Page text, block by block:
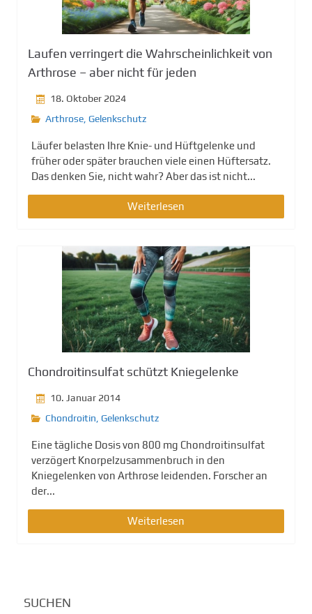
Laufen verringert die Wahrscheinlichkeit von
Arthrose – aber nicht für jeden
18. Oktober 2024
Arthrose, Gelenkschutz
Läufer belasten Ihre Knie- und Hüftgelenke und
früher oder später brauchen viele einen Hüftersatz.
Das denken Sie, nicht wahr? Aber das ist nicht...
Weiterlesen
Chondroitinsulfat schützt Kniegelenke
10. Januar 2014
Chondroitin, Gelenkschutz
Eine tägliche Dosis von 800 mg Chondroitinsulfat
verzögert Knorpelzusammenbruch in den
Kniegelenken von Arthrose leidenden. Forscher an
der...
Weiterlesen
SUCHEN